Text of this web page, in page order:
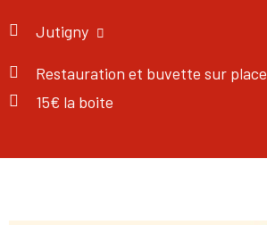
Jutigny
Restauration et buvette sur place
15€ la boite